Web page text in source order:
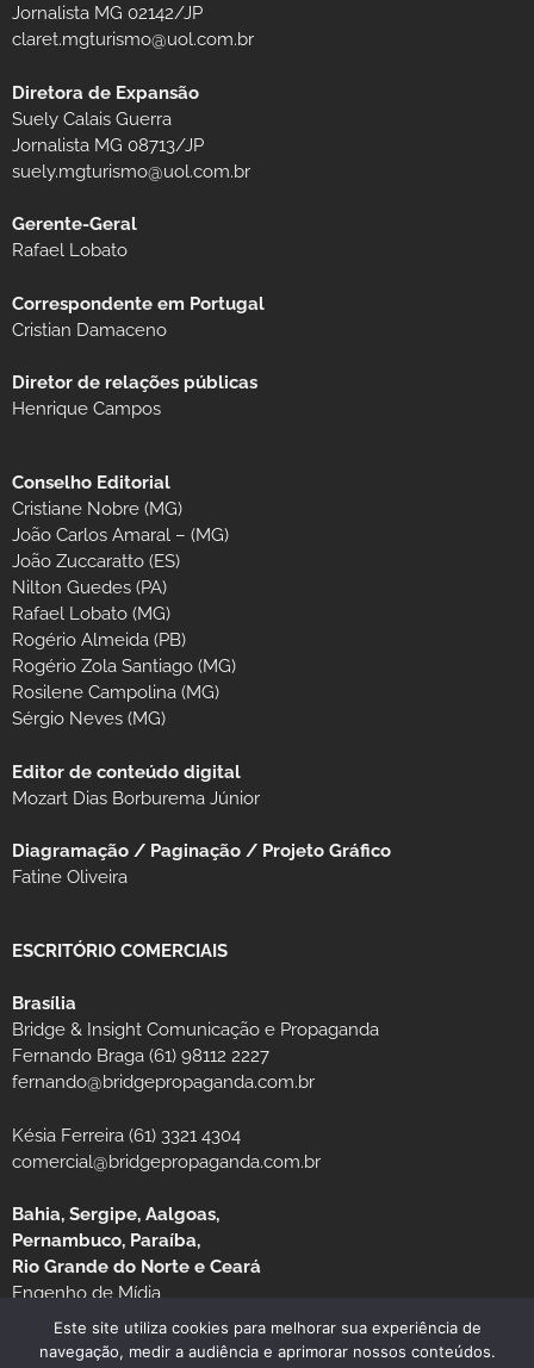
Jornalista MG 02142/JP
claret.mgturismo@uol.com.br
Diretora de Expansão
Suely Calais Guerra
Jornalista MG 08713/JP
suely.mgturismo@uol.com.br
Gerente-Geral
Rafael Lobato
Correspondente em Portugal
Cristian Damaceno
Diretor de relações públicas
Henrique Campos
Conselho Editorial
Cristiane Nobre (MG)
João Carlos Amaral – (MG)
João Zuccaratto (ES)
Nilton Guedes (PA)
Rafael Lobato (MG)
Rogério Almeida (PB)
Rogério Zola Santiago (MG)
Rosilene Campolina (MG)
Sérgio Neves (MG)
Editor de conteúdo digital
Mozart Dias Borburema Júnior
Diagramação / Paginação / Projeto Gráfico
Fatine Oliveira
ESCRITÓRIO COMERCIAIS
Brasília
Bridge & Insight Comunicação e Propaganda
Fernando Braga (61) 98112 2227
fernando@bridgepropaganda.com.br
Késia Ferreira (61) 3321 4304
comercial@bridgepropaganda.com.br
Bahia, Sergipe, Aalgoas,
Pernambuco, Paraíba,
Rio Grande do Norte e Ceará
Engenho de Mídia
Luciano Moura (81) 99939-0235 / (81) 3126-8181
Este site utiliza cookies para melhorar sua experiência de
navegação, medir a audiência e aprimorar nossos conteúdos.